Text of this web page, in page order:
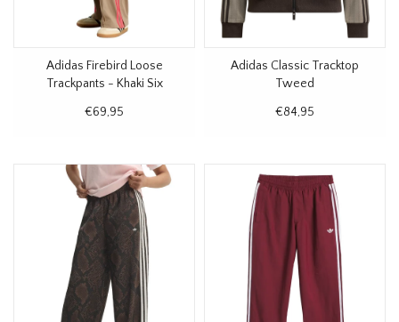
Adidas Firebird Loose
Trackpants - Khaki Six
€69,95
Adidas Classic Tracktop
Tweed
€84,95